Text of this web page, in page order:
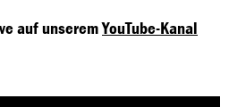
auf unseremYouTube-Kanal